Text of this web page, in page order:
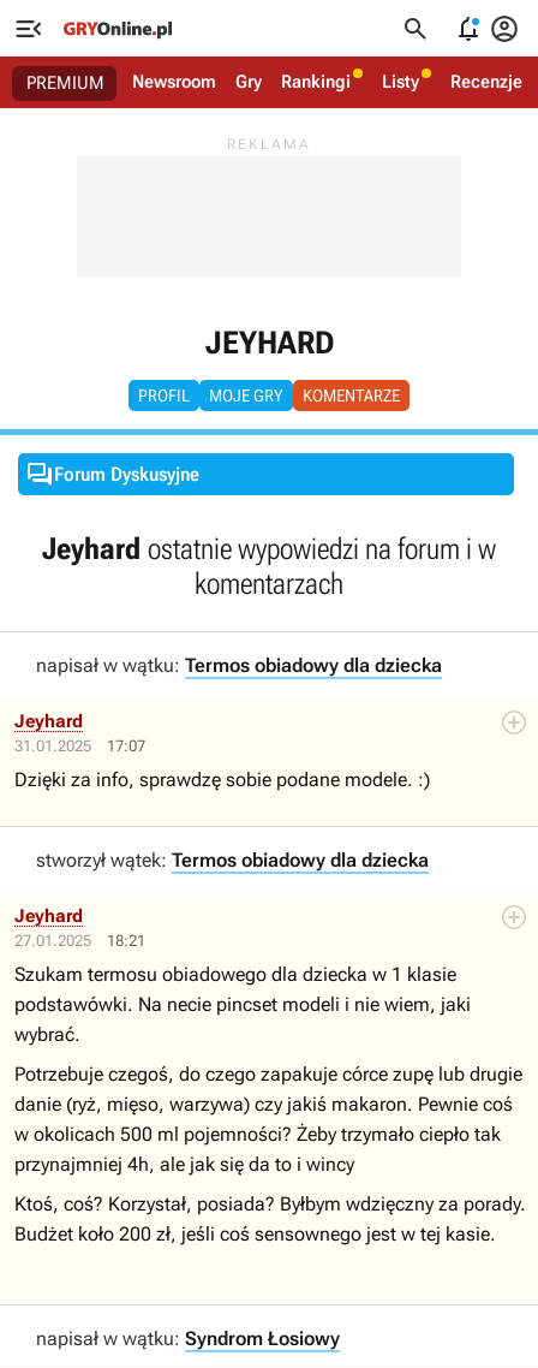
   
PREMIUM Newsroom Gry Rankingi Listy Recenzje
JEYHARD
PROFIL MOJE GRY KOMENTARZE
Forum Dyskusyjne
Jeyhard ostatnie wypowiedzi na forum i w
komentarzach
napisał w wątku: Termos obiadowy dla dziecka
31.01.2025 17:07
Jeyhard
Dzięki za info, sprawdzę sobie podane modele. :)
stworzył wątek: Termos obiadowy dla dziecka
27.01.2025 18:21
Jeyhard
Szukam termosu obiadowego dla dziecka w 1 klasie
podstawówki. Na necie pincset modeli i nie wiem, jaki
wybrać.
Potrzebuje czegoś, do czego zapakuje córce zupę lub drugie
danie (ryż, mięso, warzywa) czy jakiś makaron. Pewnie coś
w okolicach 500 ml pojemności? Żeby trzymało ciepło tak
przynajmniej 4h, ale jak się da to i wincy
Ktoś, coś? Korzystał, posiada? Byłbym wdzięczny za porady.
Budżet koło 200 zł, jeśli coś sensownego jest w tej kasie.
napisał w wątku: Syndrom Łosiowy